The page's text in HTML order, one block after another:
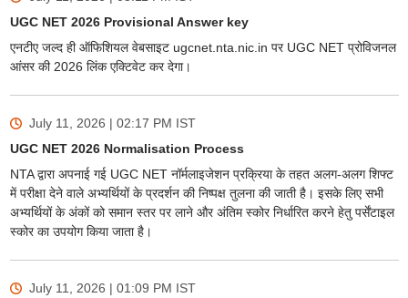
UGC NET 2026 Provisional Answer key
एनटीए जल्द ही ऑफिशियल वेबसाइट ugcnet.nta.nic.in पर UGC NET प्रोविजनल
आंसर की 2026 लिंक एक्टिवेट कर देगा।
July 11, 2026 | 02:17 PM IST
UGC NET 2026 Normalisation Process
NTA द्वारा अपनाई गई UGC NET नॉर्मलाइजेशन प्रक्रिया के तहत अलग-अलग शिफ्ट
में परीक्षा देने वाले अभ्यर्थियों के प्रदर्शन की निष्पक्ष तुलना की जाती है। इसके लिए सभी
अभ्यर्थियों के अंकों को समान स्तर पर लाने और अंतिम स्कोर निर्धारित करने हेतु पर्सेंटाइल
स्कोर का उपयोग किया जाता है।
July 11, 2026 | 01:09 PM IST